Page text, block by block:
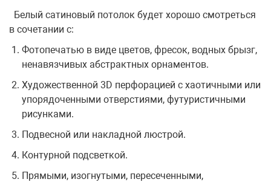
Белый сатиновый потолок будет хорошо смотреться
в сочетании с:
Фотопечатью в виде цветов, фресок, водных брызг,
ненавязчивых абстрактных орнаментов.
Художественной 3D перфорацией с хаотичными или
упорядоченными отверстиями, футуристичными
рисунками.
Подвесной или накладной люстрой.
Контурной подсветкой.
Прямыми, изогнутыми, пересеченными,